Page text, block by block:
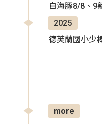
白海豚8/8、9
2025
德芙蘭國小少
more